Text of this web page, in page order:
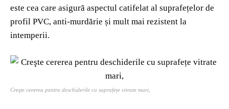
este cea care asigură aspectul catifelat al suprafețelor de
profil PVC, anti-murdărie și mult mai rezistent la
intemperii.
Creşte cererea pentru deschiderile cu suprafețe vitrate mari,